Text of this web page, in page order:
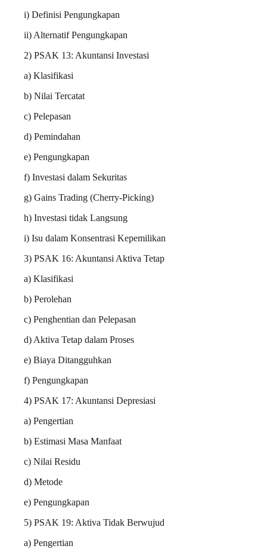
i) Definisi Pengungkapan
ii) Alternatif Pengungkapan
2) PSAK 13: Akuntansi Investasi
a) Klasifikasi
b) Nilai Tercatat
c) Pelepasan
d) Pemindahan
e) Pengungkapan
f) Investasi dalam Sekuritas
g) Gains Trading (Cherry-Picking)
h) Investasi tidak Langsung
i) Isu dalam Konsentrasi Kepemilikan
3) PSAK 16: Akuntansi Aktiva Tetap
a) Klasifikasi
b) Perolehan
c) Penghentian dan Pelepasan
d) Aktiva Tetap dalam Proses
e) Biaya Ditangguhkan
f) Pengungkapan
4) PSAK 17: Akuntansi Depresiasi
a) Pengertian
b) Estimasi Masa Manfaat
c) Nilai Residu
d) Metode
e) Pengungkapan
5) PSAK 19: Aktiva Tidak Berwujud
a) Pengertian